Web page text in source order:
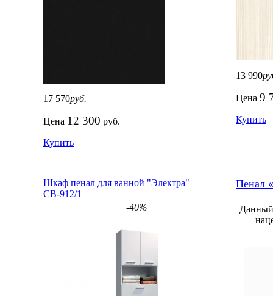
17 570руб.
Цена 12 300 руб.
Купить
13 990
Цена 9
Купить
Шкаф пенал для ванной "Электра"
СВ-912/1
-40%
Пенал
Данный